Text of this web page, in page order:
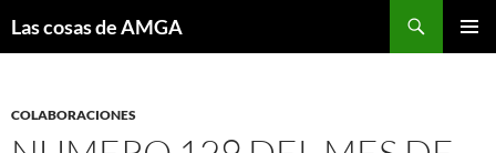
Las cosas de AMGA
COLABORACIONES